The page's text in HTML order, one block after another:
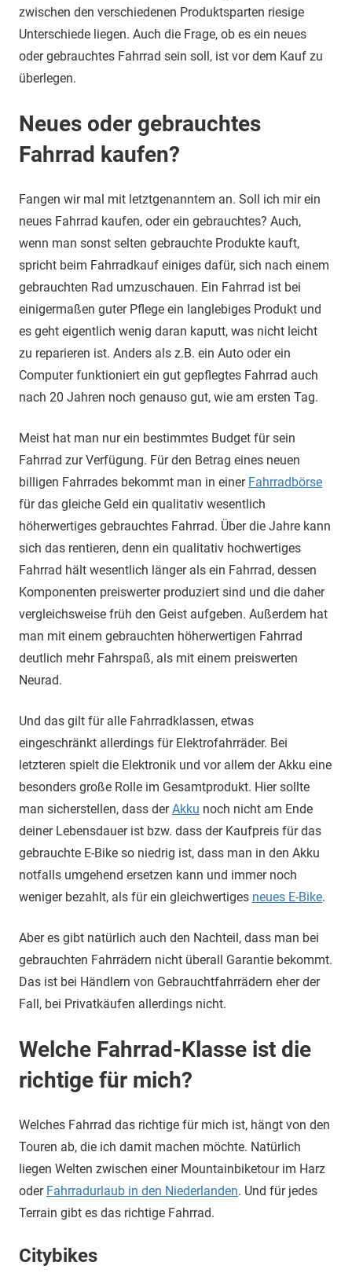
zwischen den verschiedenen Produktsparten riesige
Unterschiede liegen. Auch die Frage, ob es ein neues
oder gebrauchtes Fahrrad sein soll, ist vor dem Kauf zu
überlegen.
Neues oder gebrauchtes
Fahrrad kaufen?
Fangen wir mal mit letztgenanntem an. Soll ich mir ein
neues Fahrrad kaufen, oder ein gebrauchtes? Auch,
wenn man sonst selten gebrauchte Produkte kauft,
spricht beim Fahrradkauf einiges dafür, sich nach einem
gebrauchten Rad umzuschauen. Ein Fahrrad ist bei
einigermaßen guter Pflege ein langlebiges Produkt und
es geht eigentlich wenig daran kaputt, was nicht leicht
zu reparieren ist. Anders als z.B. ein Auto oder ein
Computer funktioniert ein gut gepflegtes Fahrrad auch
nach 20 Jahren noch genauso gut, wie am ersten Tag.
Meist hat man nur ein bestimmtes Budget für sein
Fahrrad zur Verfügung. Für den Betrag eines neuen
billigen Fahrrades bekommt man in einer Fahrradbörse
für das gleiche Geld ein qualitativ wesentlich
höherwertiges gebrauchtes Fahrrad. Über die Jahre kann
sich das rentieren, denn ein qualitativ hochwertiges
Fahrrad hält wesentlich länger als ein Fahrrad, dessen
Komponenten preiswerter produziert sind und die daher
vergleichsweise früh den Geist aufgeben. Außerdem hat
man mit einem gebrauchten höherwertigen Fahrrad
deutlich mehr Fahrspaß, als mit einem preiswerten
Neurad.
Und das gilt für alle Fahrradklassen, etwas
eingeschränkt allerdings für Elektrofahrräder. Bei
letzteren spielt die Elektronik und vor allem der Akku eine
besonders große Rolle im Gesamtprodukt. Hier sollte
man sicherstellen, dass derAkku noch nicht am Ende
deiner Lebensdauer ist bzw. dass der Kaufpreis für das
gebrauchte E-Bike so niedrig ist, dass man in den Akku
notfalls umgehend ersetzen kann und immer noch
weniger bezahlt, als für ein gleichwertiges neues E-Bike.
Aber es gibt natürlich auch den Nachteil, dass man bei
gebrauchten Fahrrädern nicht überall Garantie bekommt.
Das ist bei Händlern von Gebrauchtfahrrädern eher der
Fall, bei Privatkäufen allerdings nicht.
Welche Fahrrad-Klasse ist die
richtige für mich?
Welches Fahrrad das richtige für mich ist, hängt von den
Touren ab, die ich damit machen möchte. Natürlich
liegen Welten zwischen einer Mountainbiketour im Harz
oder Fahrradurlaub in den Niederlanden. Und für jedes
Terrain gibt es das richtige Fahrrad.
Citybikes